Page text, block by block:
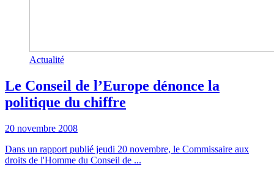
Actualité
Le Conseil de l’Europe dénonce la
politique du chiffre
20 novembre 2008
Dans un rapport publié jeudi 20 novembre, le Commissaire aux
droits de l'Homme du Conseil de ...